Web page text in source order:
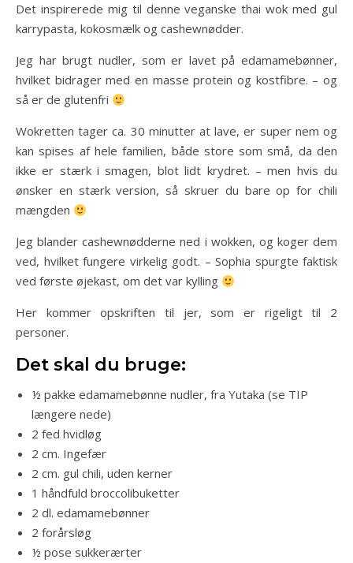
Det inspirerede mig til denne veganske thai wok med gul
karrypasta, kokosmælk og cashewnødder.
Jeg har brugt nudler, som er lavet på edamamebønner,
hvilket bidrager med en masse protein og kostfibre. – og
så er de glutenfri
Wokretten tager ca. 30 minutter at lave, er super nem og
kan spises af hele familien, både store som små, da den
ikke er stærk i smagen, blot lidt krydret. – men hvis du
ønsker en stærk version, så skruer du bare op for chili
mængden
Jeg blander cashewnødderne ned i wokken, og koger dem
ved, hvilket fungere virkelig godt. – Sophia spurgte faktisk
ved første øjekast, om det var kylling
Her kommer opskriften til jer, som er rigeligt til 2
personer.
Det skal du bruge:
½ pakke edamamebønne nudler, fra Yutaka (se TIP
længere nede)
2 fed hvidløg
2 cm. Ingefær
2 cm. gul chili, uden kerner
1 håndfuld broccolibuketter
2 dl. edamamebønner
2 forårsløg
½ pose sukkerærter